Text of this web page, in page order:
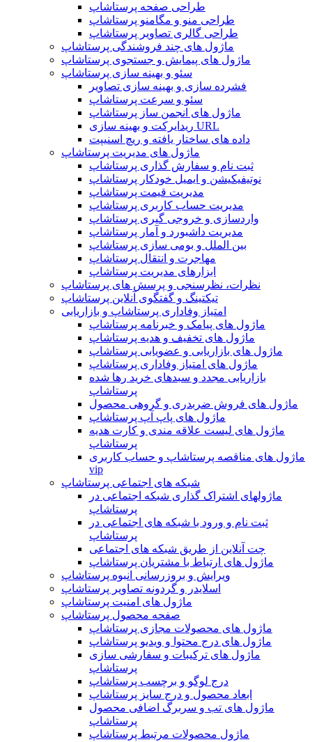
طراحی صفحه پرستاشاپ
طراحی منو و مگامنو پرستاشاپ
طراحی گالری تصاویر پرستاشاپ
ماژول های چند فروشندگی پرستاشاپ
ماژول های پیمایش و جستجوی پرستاشاپ
سئو و بهینه سازی پرستاشاپ
فشرده سازی و بهینه سازی تصاویر
سئو و سرعت پرستاشاپ
ماژول های انجمن ساز پرستاشاپ
ریدایرکت و بهینه سازی URL
داده های ساختار یافته و ریچ اسنیپت
ماژول های مدیریت پرستاشاپ
ثبت نام و سفارش گذاری پرستاشاپ
نوتیفیکیشن و ایمیل خودکار پرستاشاپ
مدیریت قیمت پرستاشاپ
مدیریت حساب کاربری پرستاشاپ
واردسازی و خروجی گیری پرستاشاپ
مدیریت داشبورد و آمار پرستاشاپ
بین الملل و بومی سازی پرستاشاپ
مهاجرت و انتقال پرستاشاپ
ابزارهای مدیریت پرستاشاپ
نظرات، نظرسنجی و پرسش های پرستاشاپ
تیکتینگ و گفتگوی آنلاین پرستاشاپ
امتیاز وفاداری پرستاشاپ و بازاریابی
ماژول های پیامک و خبرنامه پرستاشاپ
ماژول های تخفیف و هدیه پرستاشاپ
ماژول های بازاریابی و عضویابی پرستاشاپ
ماژول های امتیاز وفاداری پرستاشاپ
بازاریابی مجدد و سبدهای خرید رها شده
پرستاشاپ
ماژول های فروش ضربدری و گروهی محصول
ماژول های پاپ آپ پرستاشاپ
ماژول های لیست علاقه مندی و کارت هدیه
پرستاشاپ
ماژول های مناقصه پرستاشاپ و حساب کاربری
vip
شبکه های اجتماعی پرستاشاپ
ماژولهای اشتراک‌ گذاری شبکه اجتماعی در
پرستاشاپ
ثبت نام و ورود با شبکه های اجتماعی در
پرستاشاپ
چت آنلاین از طریق شبکه های اجتماعی
ماژول های ارتباط با مشتریان پرستاشاپ
ویرایش و بروزرسانی انبوه پرستاشاپ
اسلایدر و گردونه تصاویر پرستاشاپ
ماژول های امنیت پرستاشاپ
صفحه محصول پرستاشاپ
ماژول های محصولات مجازی پرستاشاپ
ماژول های درج محتوا و ویدیو پرستاشاپ
ماژول های ترکیبات و سفارشی سازی
پرستاشاپ
درج لوگو و برچسب پرستاشاپ
ابعاد محصول و درج سایز پرستاشاپ
ماژول های تب و سربرگ اضافی محصول
پرستاشاپ
ماژول محصولات مرتبط پرستاشاپ